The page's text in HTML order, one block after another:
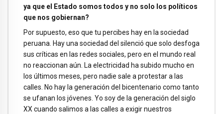
ya que el Estado somos todos y no solo los políticos
que nos gobiernan?
Por supuesto, eso que tu percibes hay en la sociedad
peruana. Hay una sociedad del silenció que solo desfoga
sus críticas en las redes sociales, pero en el mundo real
no reaccionan aún. La electricidad ha subido mucho en
los últimos meses, pero nadie sale a protestar a las
calles. No hay la generación del bicentenario como tanto
se ufanan los jóvenes. Yo soy de la generación del siglo
XX cuando salimos a las calles a exigir nuestros